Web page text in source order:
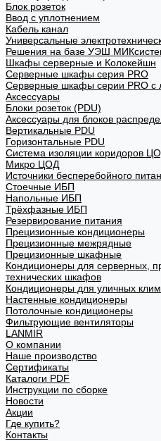
Блок розеток
Ввод с уплотнением
Кабель канал
Универсальные
Решения на базе УЭШ
Шкафы серверные и Колокейшн
Серверные шкафы серия PRO
Серверные шкафы серии PRO с
Аксессуары
Блоки розеток (PDU)
Аксессуары для блоков
Вертикальные PDU
Горизонтальные PDU
Система изоляции коридоров
Микро ЦОД
Источники бесперебойного
Стоечные ИБП
Напольные ИБП
Трёхфазные ИБП
Резервирование питания
Прецизионные кондиционеры
Прецизионные межрядные
Прецизионные шкафные
Кондиционеры для серверных,
технических шкафов
Кондиционеры для уличных
Настенные кондиционеры
Потолочные кондиционеры
Фильтрующие вентиляторы
LANMIR
О компании
Наше производство
Сертификаты
Каталоги PDF
Инструкции по сборке
Новости
Акции
Где купить?
Контакты